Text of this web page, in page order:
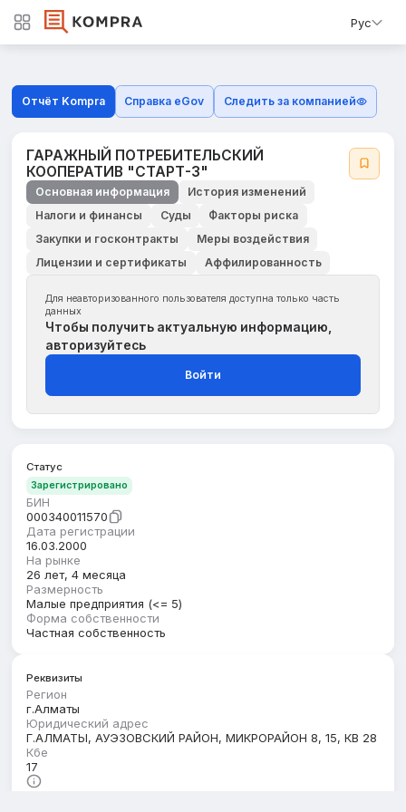
Рус
Отчёт Kompra Справка eGov Следить за компанией
ГАРАЖНЫЙ ПОТРЕБИТЕЛЬСКИЙ
КООПЕРАТИВ "СТАРТ-3"
Основная информация
История изменений
Налоги и финансы
Суды
Факторы риска
Закупки и госконтракты
Меры воздействия
Лицензии и сертификаты
Аффилированность
Для неавторизованного пользователя доступна только часть
данных
Чтобы получить актуальную информацию,
авторизуйтесь
Войти
Статус
Зарегистрировано
БИН
000340011570
Дата регистрации
16.03.2000
На рынке
26 лет, 4 месяца
Размерность
Малые предприятия (<= 5)
Форма собственности
Частная собственность
Реквизиты
Регион
г.Алматы
Юридический адрес
Г.АЛМАТЫ, АУЭЗОВСКИЙ РАЙОН, МИКРОРАЙОН 8, 15, КВ 28
Кбе
17